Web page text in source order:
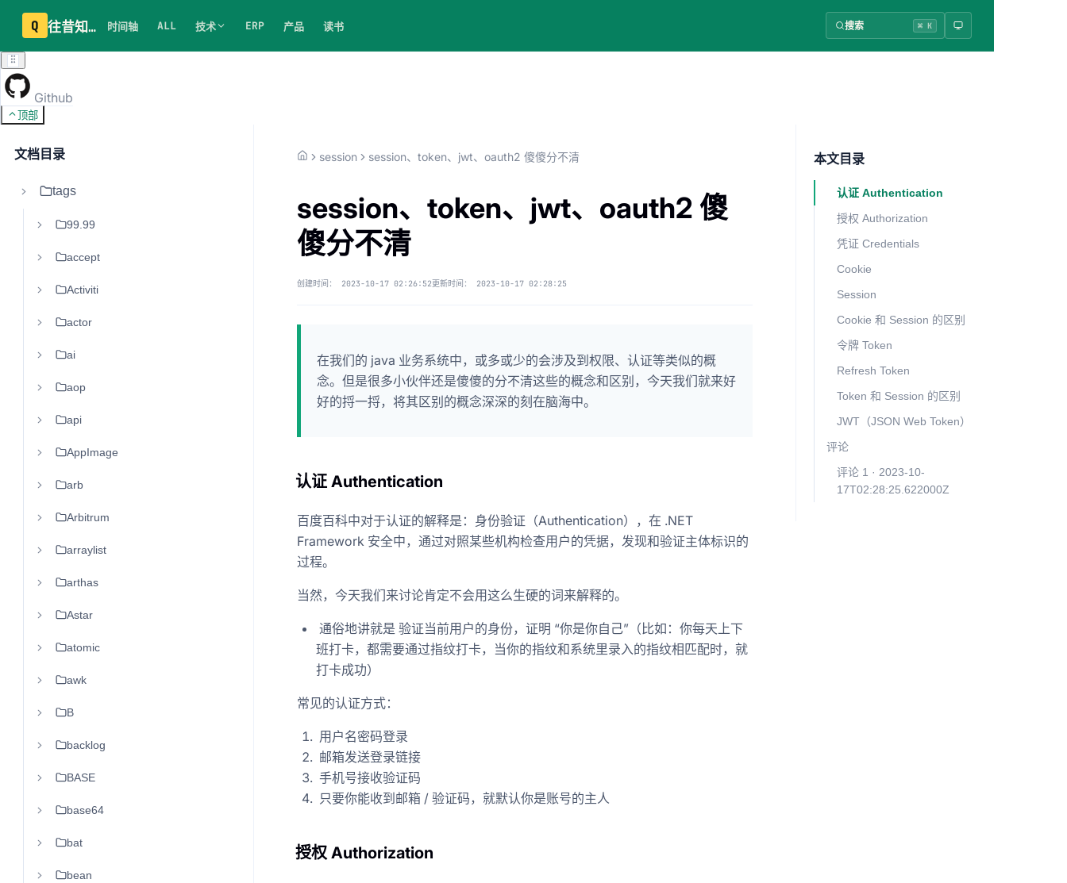
Q 往昔知识库 时间轴 ALL 技术 ERP 产品 读书 搜索 ⌘ K
Github
顶部
文档目录
tags
99.99
accept
Activiti
actor
ai
aop
api
AppImage
arb
Arbitrum
arraylist
arthas
Astar
atomic
awk
B
backlog
BASE
base64
bat
bean
session session、token、jwt、oauth2 傻傻分不清
session、token、jwt、oauth2 傻
傻分不清
创建时间： 2023-10-17 02:26:52更新时间： 2023-10-17 02:28:25
在我们的 java 业务系统中，或多或少的会涉及到权限、认证等类似的概
念。但是很多小伙伴还是傻傻的分不清这些的概念和区别，今天我们就来好
好的捋一捋，将其区别的概念深深的刻在脑海中。
认证 Authentication
百度百科中对于认证的解释是：身份验证（Authentication），在 .NET
Framework 安全中，通过对照某些机构检查用户的凭据，发现和验证主体标识的
过程。
当然，今天我们来讨论肯定不会用这么生硬的词来解释的。
通俗地讲就是 验证当前用户的身份，证明 “你是你自己”（比如：你每天上下
班打卡，都需要通过指纹打卡，当你的指纹和系统里录入的指纹相匹配时，就
打卡成功）
常见的认证方式：
用户名密码登录
邮箱发送登录链接
手机号接收验证码
只要你能收到邮箱 / 验证码，就默认你是账号的主人
授权 Authorization
本文目录
认证 Authentication
授权 Authorization
凭证 Credentials
Cookie
Session
Cookie 和 Session 的区别
令牌 Token
Refresh Token
Token 和 Session 的区别
JWT（JSON Web Token）
评论
评论 1 · 2023-10-
17T02:28:25.622000Z